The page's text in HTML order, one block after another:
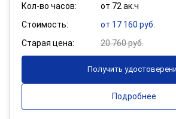
Кол-во часов:
от 72 ак.ч
Стоимость:
от 17 160 руб.
Старая цена:
20 760 руб.
Получить
Подробнее